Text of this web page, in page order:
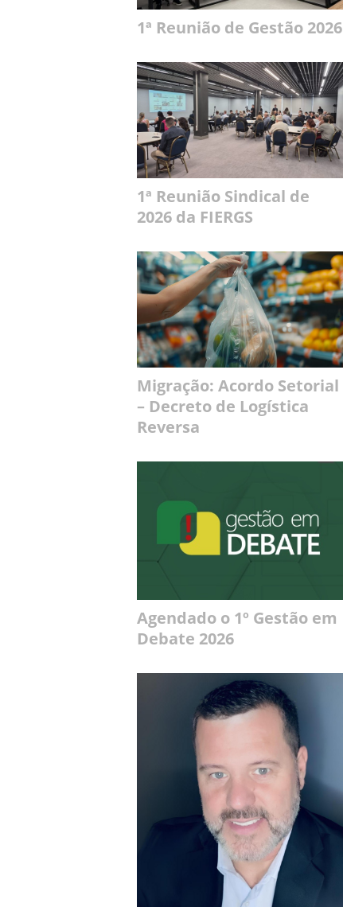
1ª Reunião de Gestão 2026
1ª Reunião Sindical de
2026 da FIERGS
Migração: Acordo Setorial
– Decreto de Logística
Reversa
Agendado o 1º Gestão em
Debate 2026